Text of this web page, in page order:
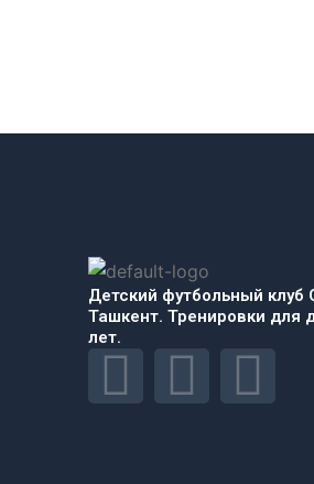
Детский футбольный клуб
Ташкент. Тренировки для
лет.
F
I
T